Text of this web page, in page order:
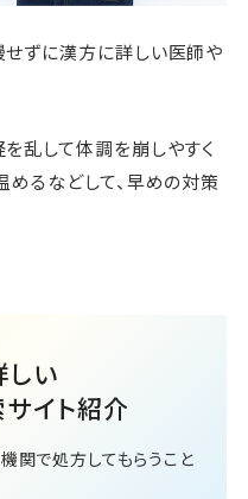
ずに漢方に詳しい医師や
乱して体調を崩しやすく
めるなどして、早めの対策
い
イト紹介
関で処方してもらうこと